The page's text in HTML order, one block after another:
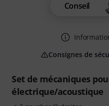
Set de mécaniques
électrique/acoustique
Conseil
Consignes de